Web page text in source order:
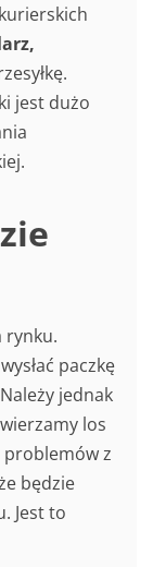
jest dużo
rynku.
paczkę
jednak
los
z
będzie
Jest to